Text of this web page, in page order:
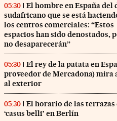
Facebook
en Twitter
05:30
El hombre en España del
sudafricano que se está
los centros comerciales: “Estos
espacios han sido denostados,
no desaparecerán”
05:30
El rey de la patata en
proveedor de Mercadona) mira
al exterior
05:30
El horario de las terrazas
‘casus belli’ en Berlín